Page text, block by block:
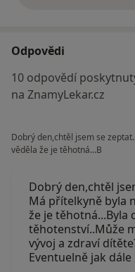
Odpovědi
10 odpovědí
na ZnamyLekar.cz
Dobrý den,chtěl jsem se
věděla že je těhotná...B
Dobrý den,chtěl
Má přítelkyně byla
že je těhotná...Byla
těhotenství..Může
vývoj a zdraví
Eventuelně jak